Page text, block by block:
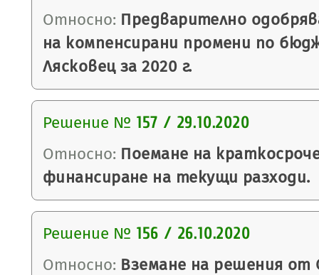
Относно: Предварително
на компенсирани промени по
Лясковец за 2020 г.
Решение № 157 / 29.10.2020
Относно: Поемане на
финансиране на текущи разходи.
Решение № 156 / 26.10.2020
Относно: Вземане на решения